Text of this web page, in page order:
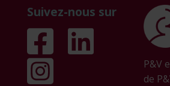
Suivez-nous sur
P&V
de